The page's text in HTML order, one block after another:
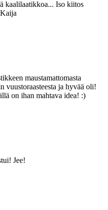
kaalilaatikkoa... Iso kiitos
maustamattomasta
vuustoraasteesta ja hyvää oli!
on ihan mahtava idea! :)
Jee!